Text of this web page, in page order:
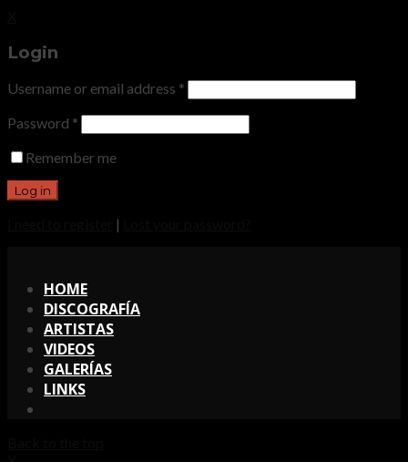
Login
Username or email address *
Password *
Remember me
|
HOME
DISCOGRAFÍA
ARTISTAS
VIDEOS
GALERÍAS
LINKS